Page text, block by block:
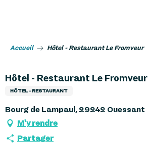
Accueil Hôtel - Restaurant Le Fromveur
Hôtel - Restaurant Le Fromveur
HÔTEL - RESTAURANT
Bourg de Lampaul, 29242 Ouessant
M'y rendre
Partager